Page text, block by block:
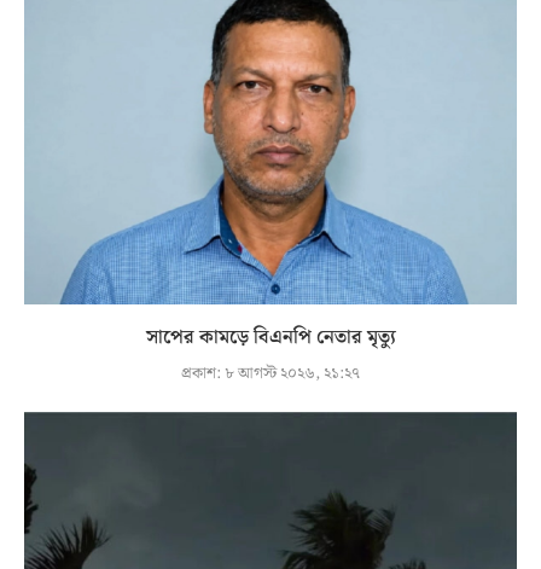
সাপের কামড়ে বিএনপি নেতার মৃত্যু
প্রকাশ: ৮ আগস্ট ২০২৬, ২১:২৭